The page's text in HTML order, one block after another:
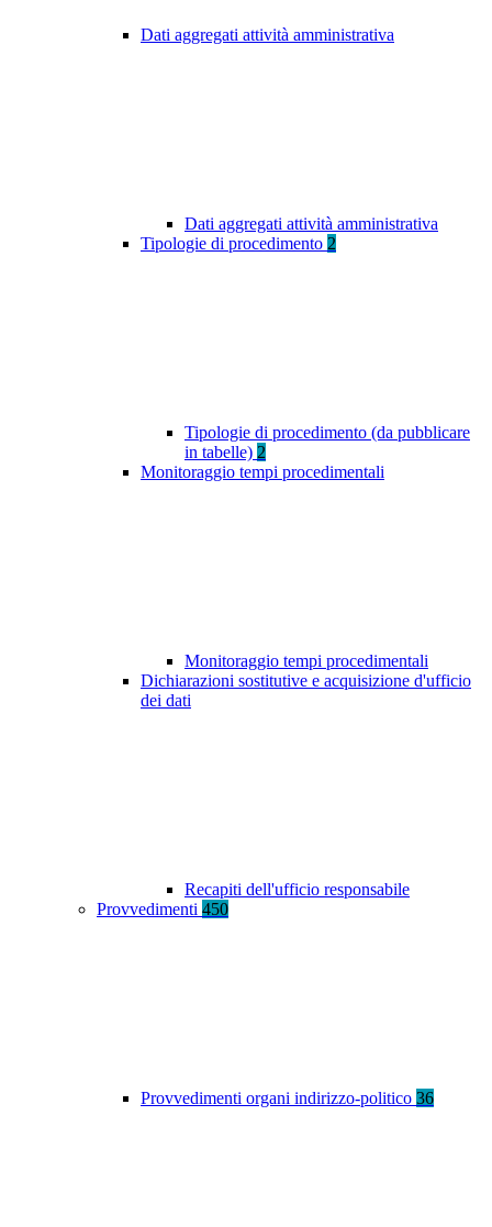
Dati aggregati attività amministrativa
Dati aggregati attività amministrativa
Tipologie di procedimento 2
Tipologie di procedimento (da pubblicare
in tabelle) 2
Monitoraggio tempi procedimentali
Monitoraggio tempi procedimentali
Dichiarazioni sostitutive e acquisizione d'ufficio
dei dati
Recapiti dell'ufficio responsabile
Provvedimenti 450
Provvedimenti organi indirizzo-politico 36